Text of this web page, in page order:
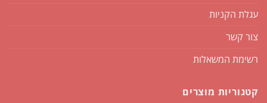
עגלת הקניות
צור קשר
רשימת המשאלות
קטגוריות מוצרים